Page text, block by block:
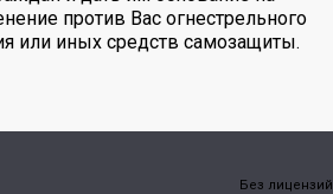
против Вас огнестрельного
или иных средств самозащиты.
Без лицензий